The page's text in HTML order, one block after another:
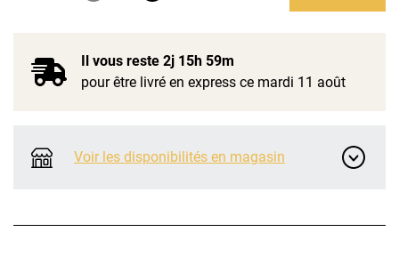
Il vous reste 2j 15h 59m
pour être livré en express ce mardi 11 août
Voir les disponibilités en magasin